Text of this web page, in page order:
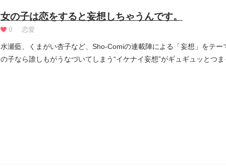
女の子は恋をすると妄想しちゃうんです。
0 恋愛
水瀬藍、くまがい杏子など、Sho-Comiの連載陣による「妄想」をテ
の子なら誰しもがうなづいてしまう“イケナイ妄想”がギュギュッとつま